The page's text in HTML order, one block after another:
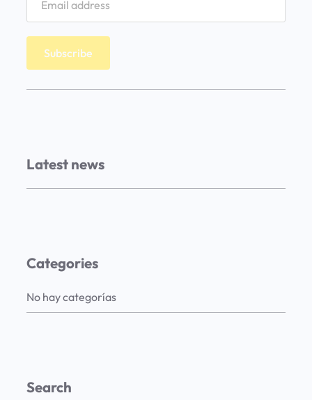
Latest news
Categories
No hay categorías
Search